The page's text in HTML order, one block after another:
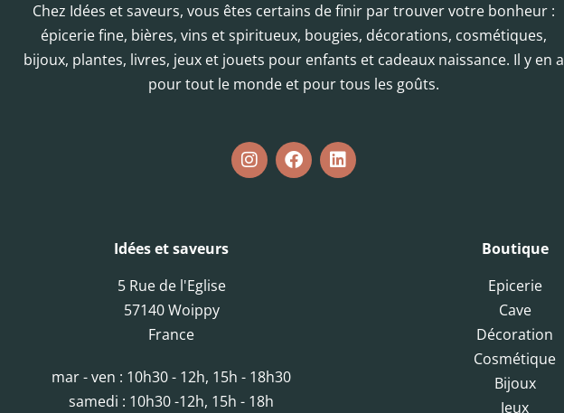
Chez Idées et saveurs, vous êtes certains de finir par trouver votre bonheur :
épicerie fine, bières, vins et spiritueux, bougies, décorations, cosmétiques,
bijoux, plantes, livres, jeux et jouets pour enfants et cadeaux naissance. Il y en a
pour tout le monde et pour tous les goûts.
Idées et saveurs
5 Rue de l'Eglise
57140 Woippy
France
mar - ven : 10h30 - 12h, 15h - 18h30
samedi : 10h30 -12h, 15h - 18h
Boutique
Epicerie
Cave
Décoration
Cosmétique
Bijoux
Jeux